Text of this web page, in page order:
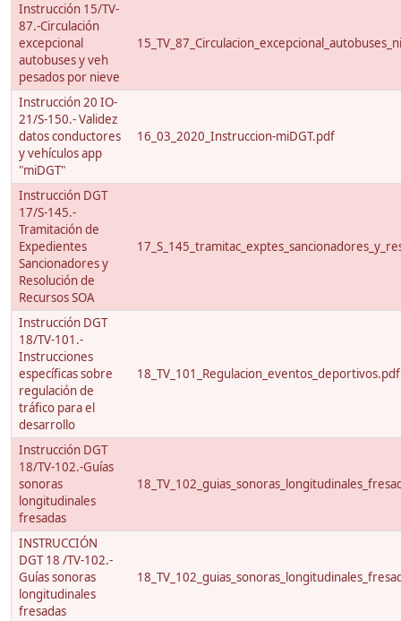
Instrucción 15/TV-
87.-Circulación
excepcional
autobuses y veh
pesados por nieve
Instrucción 20 IO-
21/S-150.- Validez
datos conductores
y vehículos app
"miDGT"
16_03_2020_Instruccion-miDGT.pdf
Instrucción DGT
17/S-145.-
Tramitación de
Expedientes
Sancionadores y
Resolución de
Recursos SOA
Instrucción DGT
18/TV-101.-
Instrucciones
específicas sobre
regulación de
tráfico para el
desarrollo
18_TV_101_Regulacion_eventos_deportivos.pdf
Instrucción DGT
18/TV-102.-Guías
sonoras
longitudinales
fresadas
INSTRUCCIÓN
DGT 18 /TV-102.-
Guías sonoras
longitudinales
fresadas